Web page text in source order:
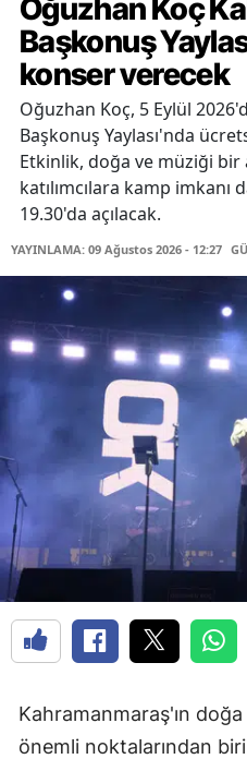
Oğuzhan Koç
Başkonuş
konser verecek
Oğuzhan Koç, 5 Eylül
Başkonuş Yaylası'nda
Etkinlik, doğa ve müziği
katılımcılara kamp imkanı
19.30'da açılacak.
YAYINLAMA: 09 Ağustos 2026 - 12:27
Kahramanmaraş'ın
önemli noktalarından